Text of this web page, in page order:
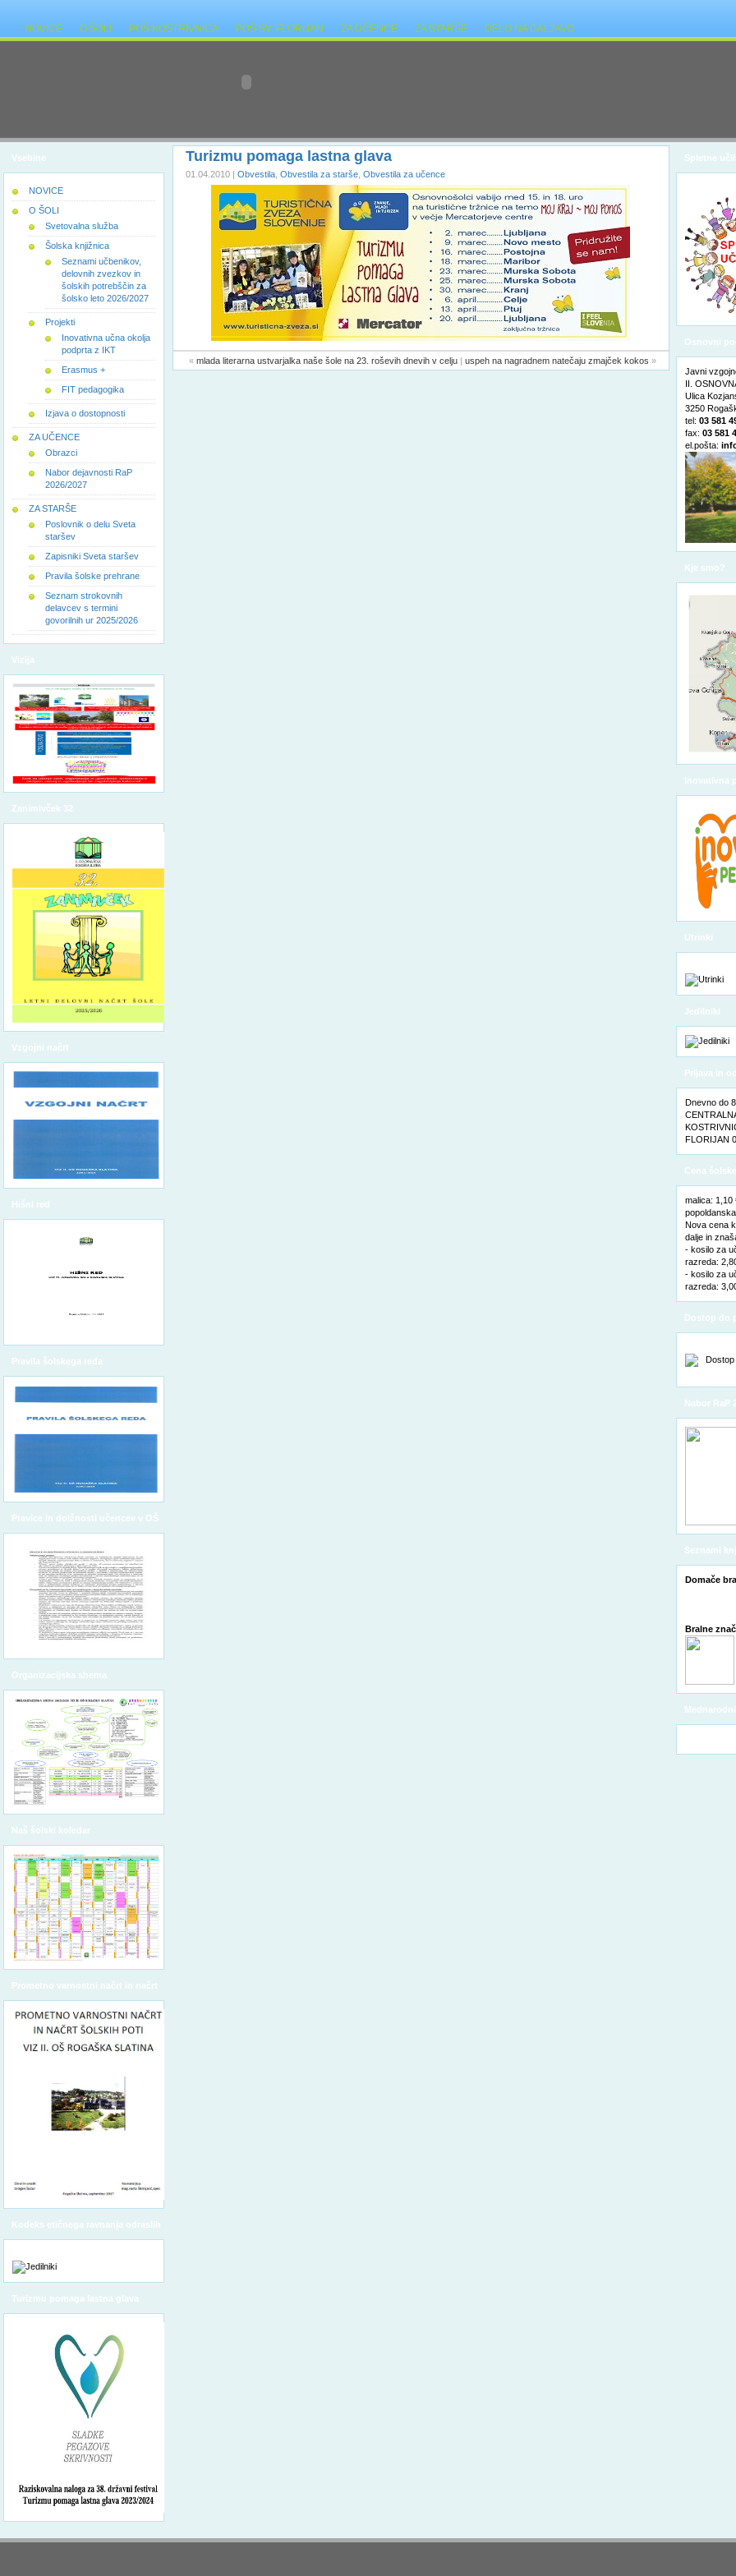
NOVICE O ŠOLI POŠ KOSTRIVNICA POŠ SV. FLORIJAN ZA UČENCE ZA STARŠE DELO NA DALJAVO
Vsebine
NOVICE
O ŠOLI
Svetovalna služba
Šolska knjižnica
Seznami učbenikov,
delovnih zvezkov in
šolskih potrebščin za
šolsko leto 2026/2027
Projekti
Inovativna učna okolja
podprta z IKT
Erasmus +
FIT pedagogika
Izjava o dostopnosti
ZA UČENCE
Obrazci
Nabor dejavnosti RaP
2026/2027
ZA STARŠE
Poslovnik o delu Sveta
staršev
Zapisniki Sveta staršev
Pravila šolske prehrane
Seznam strokovnih
delavcev s termini
govorilnih ur 2025/2026
Vizija
Zanimivček 32
Vzgojni načrt
Hišni red
Pravila šolskega reda
Pravice in dolžnosti učencev v OŠ
Organizacijska shema
Naš šolski koledar
Prometno varnostni načrt in načrt
šolskih poti
Kodeks etičnega ravnanja odraslih
Turizmu pomaga lastna glava
Turizmu pomaga lastna glava
01.04.2010 | Obvestila Obvestila za starše Obvestila za učence
« mlada literarna ustvarjalka naše šole na 23. roševih dnevih v celju| uspeh na nagradnem natečaju zmajček kokos »
Spletne
Osnovni
Javni
II.
Ulica
3250
tel: 03 581
fax: 03 581
el.pošta:
Kje smo?
Inovativna
Utrinki
Jedilniki
Prijava in
Dnevno do
FLORIJAN
Cena
malica: 1,10
Nova cena
dalje in
- kosilo za
razreda:
- kosilo za
razreda:
Dostop do
Nabor RaP
Seznami
Domače
Bralne